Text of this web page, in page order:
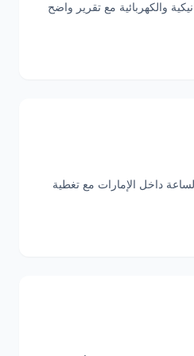
والكهربائية مع تقرير واضح
داخل الإمارات مع تغطية